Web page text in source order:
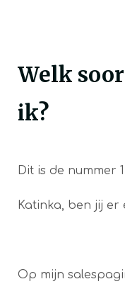
Welk
ik?
Dit is de nummer
Katinka, ben jij er
Op mijn